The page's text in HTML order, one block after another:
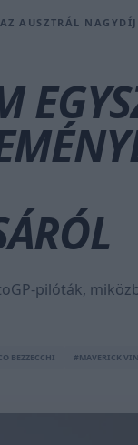
AUSZTRÁL
pilóták,
BEZZECCHI #MAVERICK